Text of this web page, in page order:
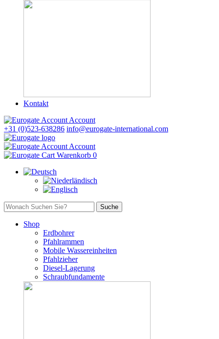
Kontakt
Account
+31 (0)523-638286 info@eurogate-international.com
Account
Warenkorb 0
Shop
Erdbohrer
Pfahlrammen
Mobile Wassereinheiten
Pfahlzieher
Diesel-Lagerung
Schraubfundamente